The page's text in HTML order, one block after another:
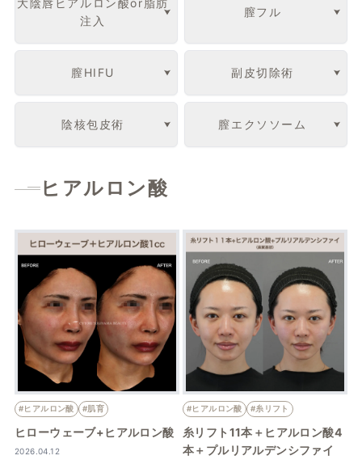
大陰唇ヒアルロン酸or脂肪
注入
膣フル
膣HIFU 副皮切除術
陰核包皮術 膣エクソソーム
ヒアルロン酸
#ヒアルロン酸 #肌育
ヒローウェーブ+ヒアルロン酸
2026.04.12
#ヒアルロン酸 #糸リフト
糸リフト11本＋ヒアルロン酸4
本＋プルリアルデンシファイ